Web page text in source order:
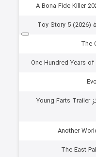
دانلود مستند قطعات تریلر یانگ فارتز Young Farts Trailer